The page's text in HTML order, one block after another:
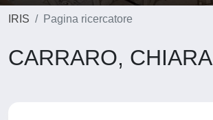
IRIS Pagina ricercatore
CARRARO, CHIARA